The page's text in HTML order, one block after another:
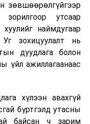
13-наас оюутнуудыг
ажиллагааны
ны өдрүүдэд
болон бусад аливаа
болно.
зөвшөөрөлгүйгээр
зорилгоор утсаар
наймдугаар
зохицуулалт нь
дуудлага болон
үйл ажиллагаанаас
хүлээн авахгүй
бүртгэлд утасны
байсан ч зарим